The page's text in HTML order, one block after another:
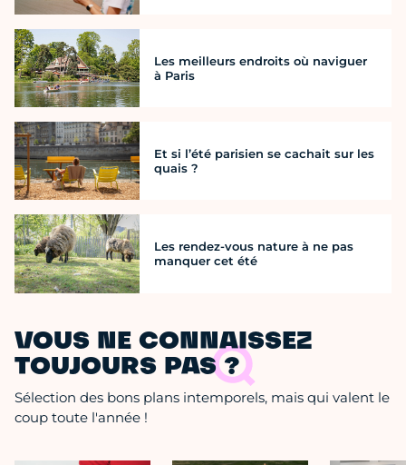
Les meilleurs endroits où naviguer
à Paris
Et si l’été parisien se cachait sur les
quais ?
Les rendez-vous nature à ne pas
manquer cet été
VOUS NE CONNAISSEZ
TOUJOURS PAS ?
Sélection des bons plans intemporels, mais qui valent le
coup toute l'année !